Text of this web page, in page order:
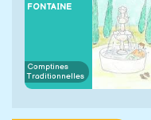
FONTAINE
Comptines
Traditionnelles